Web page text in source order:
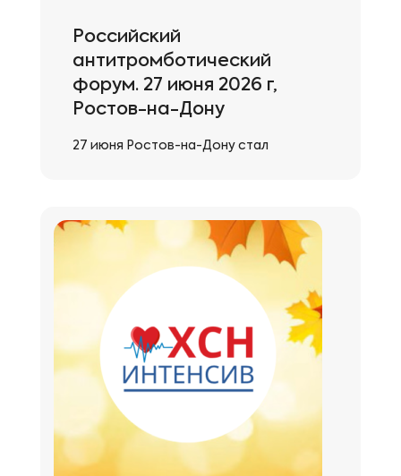
Российский
антитромботический
форум. 27 июня 2026 г,
Ростов-на-Дону
27 июня Ростов-на-Дону стал
настоящие профессионалы своего
дела. Обсудили «горячие» кейсы,
поспорили о новых схемах лечения и,
конечно, наметили векторы развития
антитромботической терапии на
ближайшие годы. Отдельный плюс —
живое общение и обмен опытом между
специалистами. Юг России показал
высокий уровень подготовки! […]